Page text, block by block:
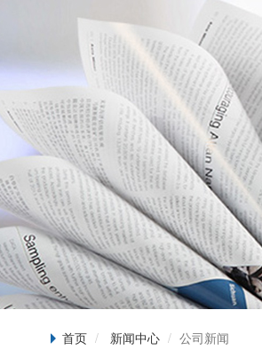
首页 新闻中心 公司新闻